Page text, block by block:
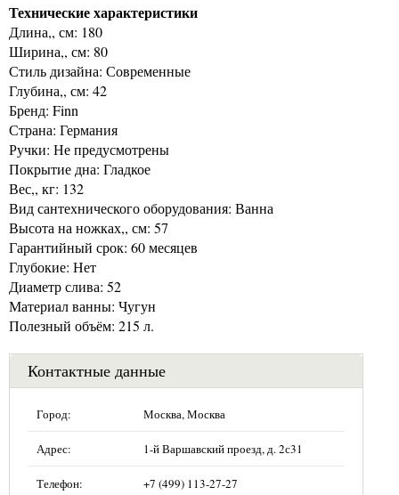
Технические характеристики
Длина,, см: 180
Ширина,, см: 80
Стиль дизайна: Современные
Глубина,, см: 42
Бренд: Finn
Страна: Германия
Ручки: Не предусмотрены
Покрытие дна: Гладкое
Вес,, кг: 132
Вид сантехнического оборудования: Ванна
Высота на ножках,, см: 57
Гарантийный срок: 60 месяцев
Глубокие: Нет
Диаметр слива: 52
Материал ванны: Чугун
Полезный объём: 215 л.
Контактные данные
Город: Москва, Москва
Адрес: 1-й Варшавский проезд, д. 2с31
Телефон: +7 (499) 113-27-27